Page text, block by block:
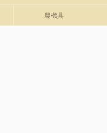
農機具